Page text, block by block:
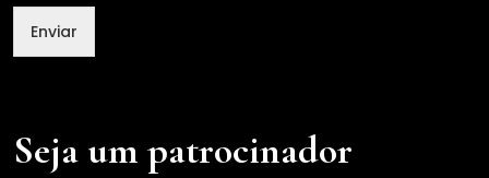
a
l
Enviar
Seja um patrocinador